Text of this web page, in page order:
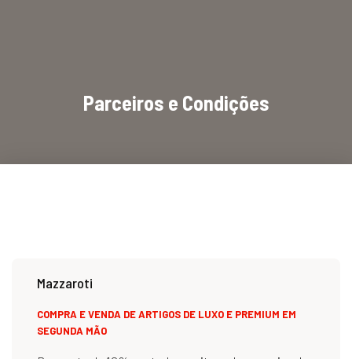
Parceiros e Condições
Mazzaroti
COMPRA E VENDA DE ARTIGOS DE LUXO E PREMIUM EM
SEGUNDA MÃO